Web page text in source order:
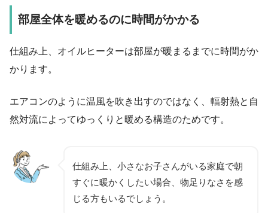
部屋全体を暖めるのに時間がかかる
仕組み上、オイルヒーターは部屋が暖まるまでに時間がか
かります。
エアコンのように温風を吹き出すのではなく、輻射熱と自
然対流によってゆっくりと暖める構造のためです。
仕組み上、小さなお子さんがいる家庭で朝
すぐに暖かくしたい場合、物足りなさを感
じる方もいるでしょう。